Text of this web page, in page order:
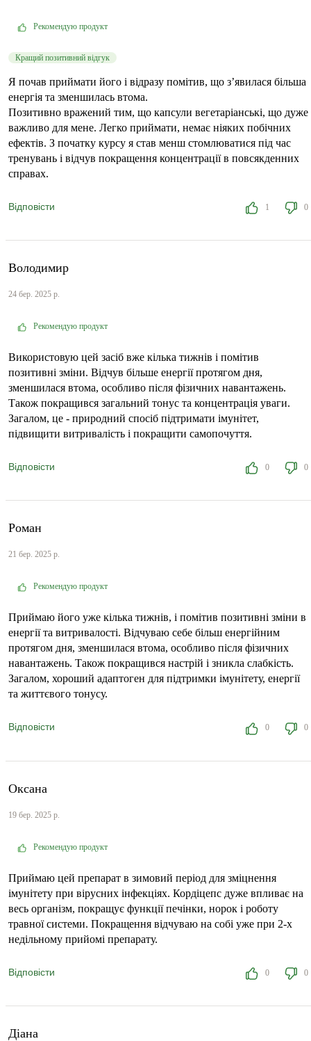
Рекомендую продукт
Кращий позитивний відгук
Я почав приймати його і відразу помітив, що з’явилася більша
енергія та зменшилась втома.
Позитивно вражений тим, що капсули вегетаріанські, що дуже
важливо для мене. Легко приймати, немає ніяких побічних
ефектів. З початку курсу я став менш стомлюватися під час
тренувань і відчув покращення концентрації в повсякденних
справах.
Відповісти 1 0
Володимир
24 бер. 2025 р.
Рекомендую продукт
Використовую цей засіб вже кілька тижнів і помітив
позитивні зміни. Відчув більше енергії протягом дня,
зменшилася втома, особливо після фізичних навантажень.
Також покращився загальний тонус та концентрація уваги.
Загалом, це - природний спосіб підтримати імунітет,
підвищити витривалість і покращити самопочуття.
Відповісти 0 0
Роман
21 бер. 2025 р.
Рекомендую продукт
Приймаю його уже кілька тижнів, і помітив позитивні зміни в
енергії та витривалості. Відчуваю себе більш енергійним
протягом дня, зменшилася втома, особливо після фізичних
навантажень. Також покращився настрій і зникла слабкість.
Загалом, хороший адаптоген для підтримки імунітету, енергії
та життєвого тонусу.
Відповісти 0 0
Оксана
19 бер. 2025 р.
Рекомендую продукт
Приймаю цей препарат в зимовий період для зміцнення
імунітету при вірусних інфекціях. Кордіцепс дуже впливає на
весь організм, покращує функції печінки, норок і роботу
травної системи. Покращення відчуваю на собі уже при 2-х
недільному прийомі препарату.
Відповісти 0 0
Діана